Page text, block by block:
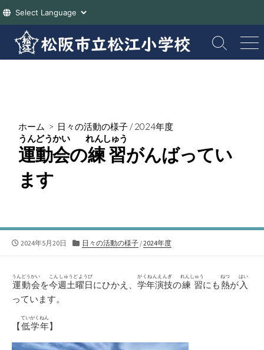
テ
検
索
メ
ニ
ホーム > 日々の活動の様子 /2024年度
運動会
うんどうかい
の練習
れんしゅう
がんばってい
ます
公
2024年5月20日
カ
リ
ー
日々の活動の様子/2024年度
運動会
うんどうかい
を今週土曜日
こんしゅうどようび
にひかえ、 学年演技
がくねんえんぎ
の練習
れんしゅう
にも熱
ねつ
が入
はい
っています。
【低学年
ていがくねん
】